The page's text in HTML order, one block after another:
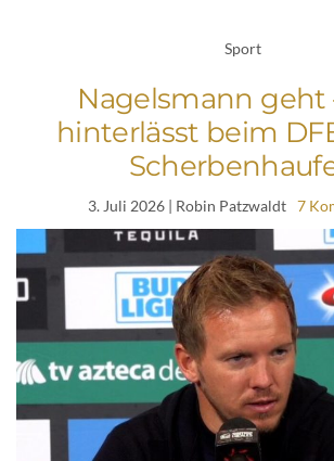
Sport
Nagelsmann geht
hinterlässt beim
3. Juli 2026 | Robin Patzwaldt 7